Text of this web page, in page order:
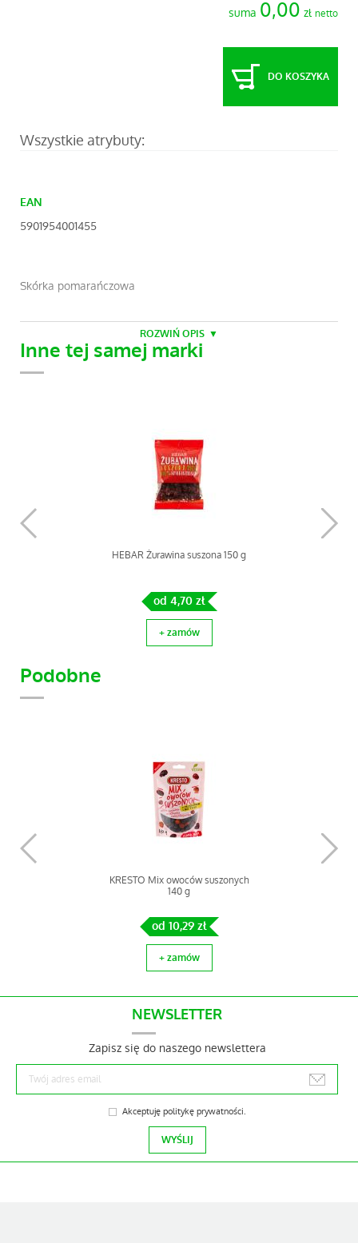
suma 0,00 złnetto
DO KOSZYKA
Wszystkie atrybuty:
EAN
5901954001455
Skórka pomarańczowa
ROZWIŃ OPIS
Inne tej samej marki
HEBAR Żurawina suszona 150 g
od 4,70 zł
+ zamów
HEBAR Wiórki kokosowe 80 g
od 1,35 zł
+ zamów
HEBAR Śliwki suszone 150 g
od 3,40 zł
Podobne
KRESTO Mix owoców suszonych
140 g
od 10,29 zł
+ zamów
NEWSLETTER
Zapisz się do naszego newslettera
Akceptuję politykę prywatności.